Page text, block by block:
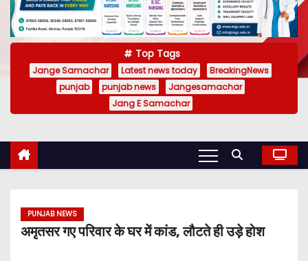
Top Tags
Jange Samachar Latest news today
BreakingNews
punjab
punjab news
Jangesamachar
Jang E Samachar
PUNJAB NEWS
अमृतसर गए परिवार के घर में कांड, लौटते ही उड़े होश